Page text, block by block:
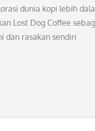
dunia kopi lebih
Lost Dog Coffee
dan rasakan sendiri